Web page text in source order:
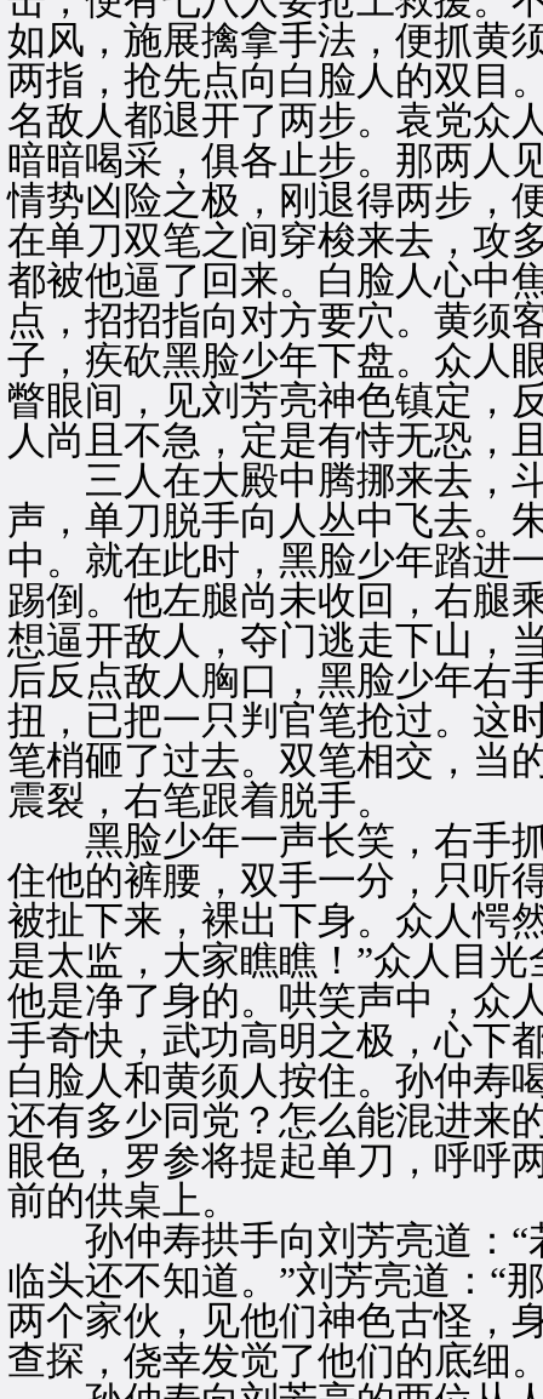
如风，施展擒拿手法，便抓黄
两指，抢先点向白脸人的双目
名敌人都退开了两步。袁党众
暗暗喝采，俱各止步。那两人
情势凶险之极，刚退得两步，
在单刀双笔之间穿梭来去，攻
都被他逼了回来。白脸人心中
点，招招指向对方要穴。黄须
子，疾砍黑脸少年下盘。众人
瞥眼间，见刘芳亮神色镇定，
人尚且不急，定是有恃无恐，
三人在大殿中腾挪来去，斗
声，单刀脱手向人丛中飞去。
中。就在此时，黑脸少年踏进
踢倒。他左腿尚未收回，右腿
想逼开敌人，夺门逃走下山，
后反点敌人胸口，黑脸少年右
扭，已把一只判官笔抢过。这
笔梢砸了过去。双笔相交，当
震裂，右笔跟着脱手。
黑脸少年一声长笑，右手抓
住他的裤腰，双手一分，只听
被扯下来，裸出下身。众人愕
是太监，大家瞧瞧！”众人目
他是净了身的。哄笑声中，众
手奇快，武功高明之极，心下
白脸人和黄须人按住。孙仲寿
还有多少同党？怎么能混进来
眼色，罗参将提起单刀，呼呼
前的供桌上。
孙仲寿拱手向刘芳亮道：“
临头还不知道。”刘芳亮道：“
两个家伙，见他们神色古怪，
查探，侥幸发觉了他们的底细